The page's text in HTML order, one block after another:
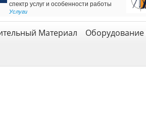
Транспорт и логистика ,
Материал
Оборудование